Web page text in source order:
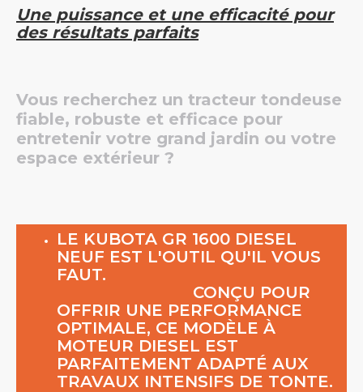
Une puissance et une efficacité pour
des résultats parfaits
Vous recherchez un tracteur tondeuse
fiable, robuste et efficace pour
entretenir votre grand jardin ou votre
espace extérieur ?
LE KUBOTA GR 1600 DIESEL
NEUF EST L'OUTIL QU'IL VOUS
FAUT.
CONÇU POUR
OFFRIR UNE PERFORMANCE
OPTIMALE, CE MODÈLE À
MOTEUR DIESEL EST
PARFAITEMENT ADAPTÉ AUX
TRAVAUX INTENSIFS DE TONTE.